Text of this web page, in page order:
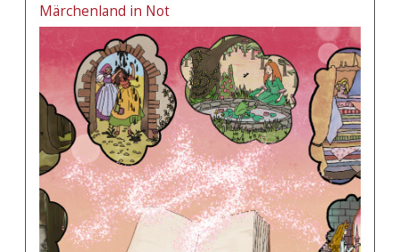
Märchenland in Not